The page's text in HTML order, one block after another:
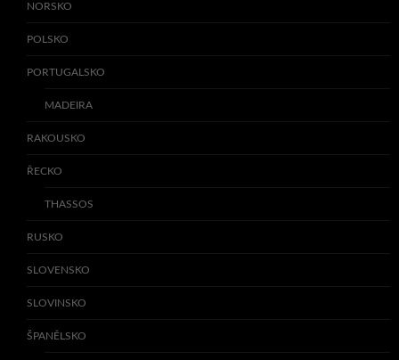
NORSKO
POLSKO
PORTUGALSKO
MADEIRA
RAKOUSKO
ŘECKO
THASSOS
RUSKO
SLOVENSKO
SLOVINSKO
ŠPANĚLSKO